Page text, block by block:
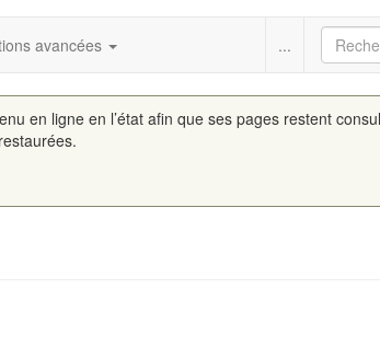
avancées ...
en ligne en l’état afin que ses pages restent